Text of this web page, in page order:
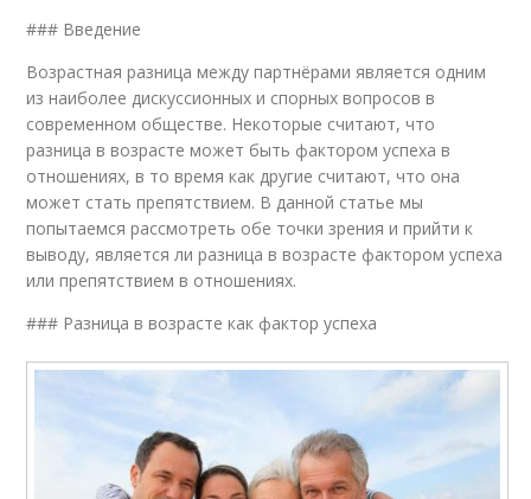
### Введение
Возрастная разница между партнёрами является одним
из наиболее дискуссионных и спорных вопросов в
современном обществе. Некоторые считают, что
разница в возрасте может быть фактором успеха в
отношениях, в то время как другие считают, что она
может стать препятствием. В данной статье мы
попытаемся рассмотреть обе точки зрения и прийти к
выводу, является ли разница в возрасте фактором успеха
или препятствием в отношениях.
### Разница в возрасте как фактор успеха